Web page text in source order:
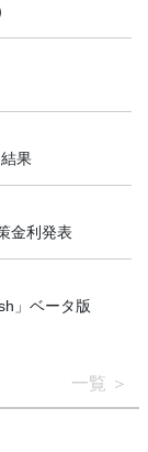
果
金利発表
」ベータ版
一覧